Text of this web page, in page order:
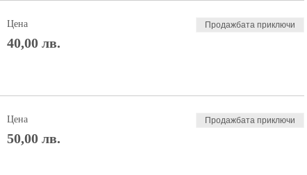
Цена
40,00 лв.
Продажбата приключи
Цена
50,00 лв.
Продажбата приключи